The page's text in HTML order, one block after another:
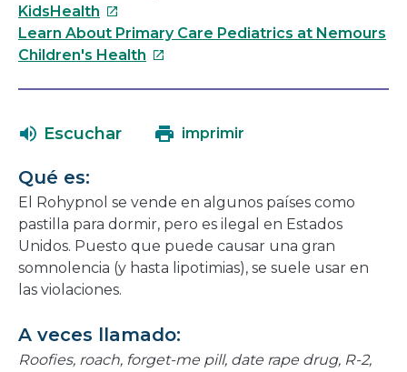
KidsHealth Este
enlace
se
nueva
Learn About Primary Care Pediatrics at Nemours
Children's Health Este
en
ventana
Escuchar imprimir
Qué es:
El Rohypnol se vende en algunos países como
pastilla para dormir, pero es ilegal en Estados
Unidos. Puesto que puede causar una gran
somnolencia (y hasta lipotimias), se suele usar en
las violaciones.
A veces llamado:
Roofies, roach, forget-me pill, date rape drug, R-2,